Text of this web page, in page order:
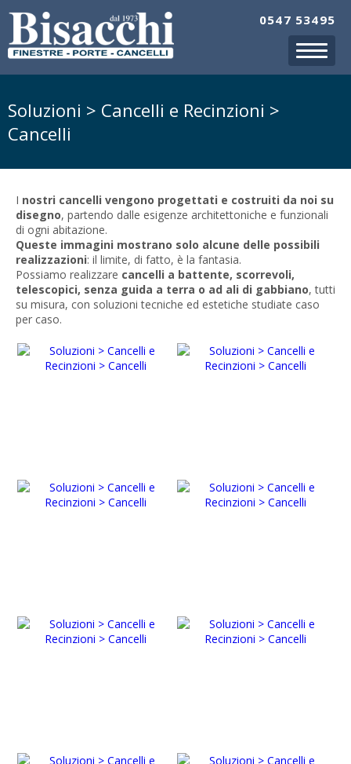
0547 53495
Soluzioni > Cancelli e Recinzioni >
Cancelli
I nostri cancelli vengono progettati e costruiti da noi su
disegno, partendo dalle esigenze architettoniche e funzionali
di ogni abitazione.
Queste immagini mostrano solo alcune delle possibili
realizzazioni: il limite, di fatto, è la fantasia.
Possiamo realizzare cancelli a battente, scorrevoli,
telescopici, senza guida a terra o ad ali di gabbiano, tutti
su misura, con soluzioni tecniche ed estetiche studiate caso
per caso.